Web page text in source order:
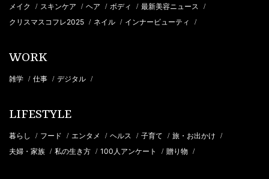
メイク / スキンケア / ヘア / ボディ / 最新美容ニュース /
クリスマスコフレ2025 / ネイル / インナービューティ /
WORK
雑学 / 仕事 / デジタル /
LIFESTYLE
暮らし / フード / エンタメ / ヘルス / 子育て / 旅・お出かけ /
夫婦・家族 / 私の生き方 / 100人アンケート / 贈り物 /